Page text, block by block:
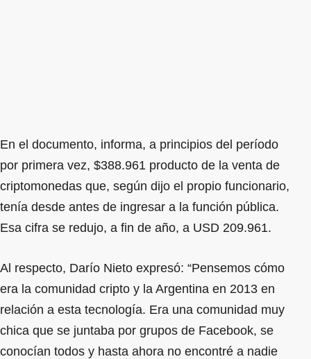
En el documento, informa, a principios del período
por primera vez, $388.961 producto de la venta de
criptomonedas que, según dijo el propio funcionario,
tenía desde antes de ingresar a la función pública.
Esa cifra se redujo, a fin de año, a USD 209.961.
Al respecto, Darío Nieto expresó: “Pensemos cómo
era la comunidad cripto y la Argentina en 2013 en
relación a esta tecnología. Era una comunidad muy
chica que se juntaba por grupos de Facebook, se
conocían todos y hasta ahora no encontré a nadie